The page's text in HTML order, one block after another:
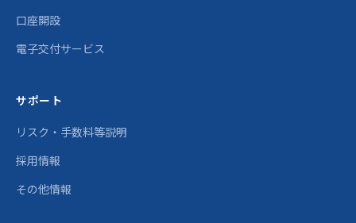
口座開設
電子交付サービス
サポート
リスク・手数料等説明
採用情報
その他情報